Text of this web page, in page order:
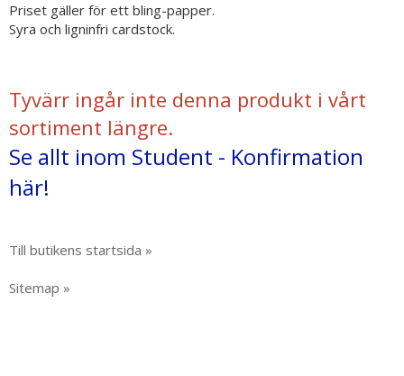
Priset gäller för ett bling-papper.
Syra och ligninfri cardstock.
Tyvärr ingår inte denna produkt i vårt
sortiment längre.
Se allt inom Student - Konfirmation
här!
Till butikens startsida »
Sitemap »